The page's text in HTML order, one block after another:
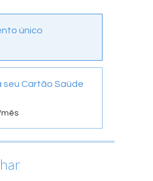
único
seu Cartão Saúde
mês